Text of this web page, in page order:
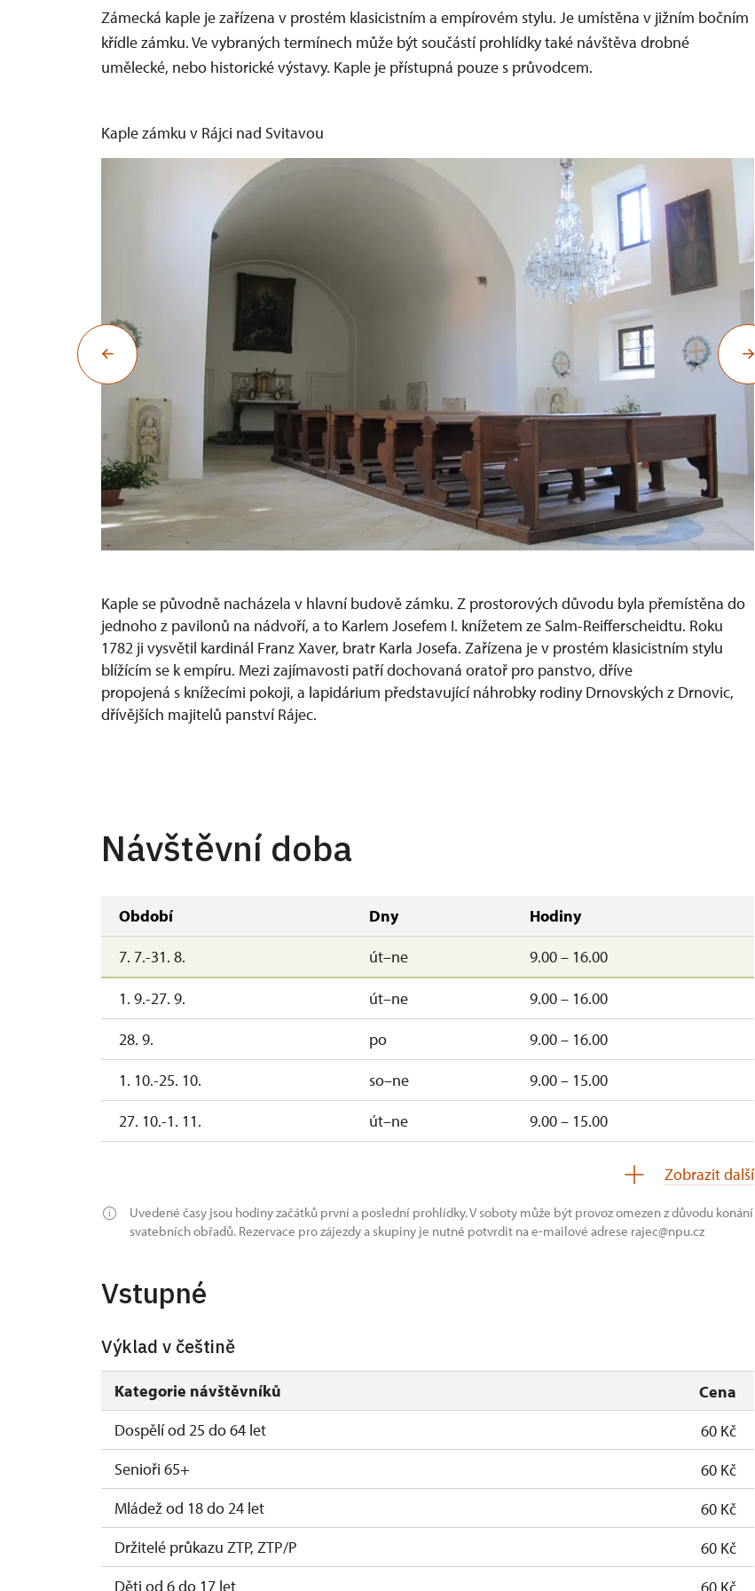
Zámecká kaple je zařízena v prostém klasicistním a empírovém stylu. Je umístěna v jižním bočním
křídle zámku. Ve vybraných termínech může být součástí prohlídky také návštěva drobné
umělecké, nebo historické výstavy. Kaple je přístupná pouze s průvodcem.
Kaple zámku v Rájci nad Svitavou
Kaple se původně nacházela v hlavní budově zámku. Z prostorových důvodu byla přemístěna do
jednoho z pavilonů na nádvoří, a to Karlem Josefem I. knížetem ze Salm-Reifferscheidtu. Roku
1782 ji vysvětil kardinál Franz Xaver, bratr Karla Josefa. Zařízena je v prostém klasicistním stylu
blížícím se k empíru. Mezi zajímavosti patří dochovaná oratoř pro panstvo, dříve
propojená s knížecími pokoji, a lapidárium představující náhrobky rodiny Drnovských z Drnovic,
dřívějších majitelů panství Rájec.
Návštěvní doba
Období Dny
Hodiny
7. 7.-31. 8.
út–ne 9.00 – 16.00
1. 9.-27. 9. út–ne
9.00 – 16.00
28. 9.
po
9.00 – 16.00
1. 10.-25. 10.
so–ne
9.00 – 15.00
27. 10.-1. 11.
út–ne
9.00 – 15.00
Zobrazit další
Uvedené časy jsou hodiny začátků první a poslední prohlídky. V soboty může být provoz omezen z důvodu konání
svatebních obřadů. Rezervace pro zájezdy a skupiny je nutné potvrdit na e-mailové adrese rajec@npu.cz
Vstupné
Výklad v češtině
Kategorie návštěvníků
Cena
Dospělí od 25 do 64 let
60 Kč
Senioři 65+
60 Kč
Mládež od 18 do 24 let
60 Kč
Držitelé průkazu ZTP, ZTP/P
60 Kč
Děti od 6 do 17 let
60 Kč